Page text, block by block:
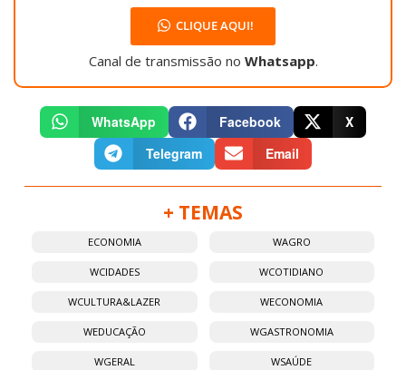
CLIQUE AQUI!
Canal de transmissão no Whatsapp.
WhatsApp Facebook
X
Telegram
Email
+ TEMAS
ECONOMIA WAGRO
WCIDADES WCOTIDIANO
WCULTURA&LAZER WECONOMIA
WEDUCAÇÃO WGASTRONOMIA
WGERAL WSAÚDE